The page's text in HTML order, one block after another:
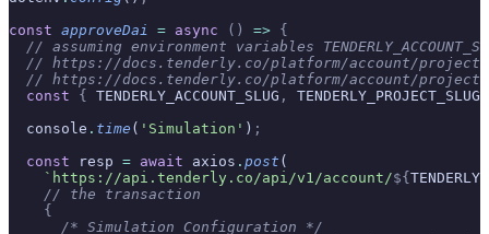
const approveDai = async () => {
// assuming environment variables
// https://docs.tenderly.co/platform/account/
// https://docs.tenderly.co/platform/account/
  const
{ TENDERLY_ACCOUNT_SLUG , TENDERLY_PROJECT_SLUG
  console
. time ( 'Simulation' ) ;
  const
resp = await axios . post (
    `https://api.tenderly.co/api/v1/account/
${
    // the transaction
    {
      /* Simulation Configuration */